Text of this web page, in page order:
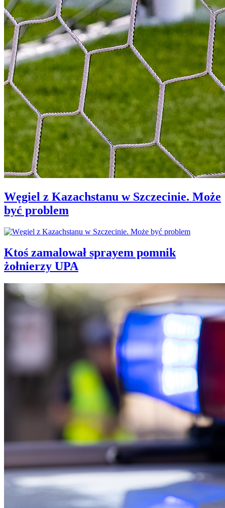
Węgiel z Kazachstanu w Szczecinie. Może
być problem
Ktoś zamalował sprayem pomnik
żołnierzy UPA